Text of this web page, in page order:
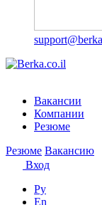
Вакансии
Компании
Резюме
Резюме Вакансию
Вход
Ру
En